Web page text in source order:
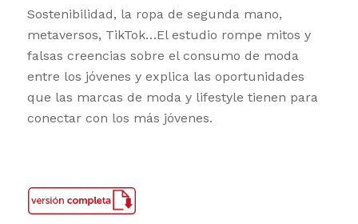
Sostenibilidad, la ropa de segunda mano,
metaversos, TikTok…El estudio rompe mitos y
falsas creencias sobre el consumo de moda
entre los jóvenes y explica las oportunidades
que las marcas de moda y lifestyle tienen para
conectar con los más jóvenes.